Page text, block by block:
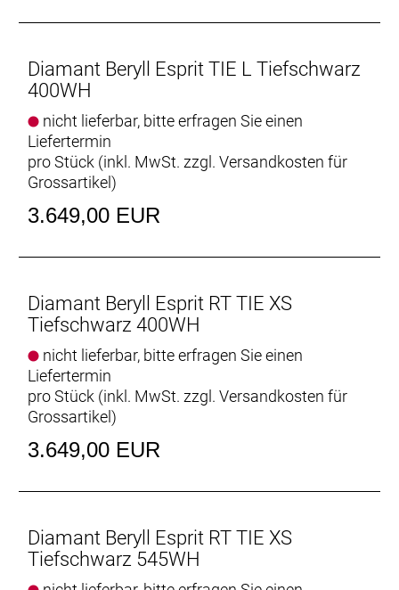
Lenker: Aluminium, 31,8 mm Klemmung, 25 mm
Lenkervorbau: Bontrager Aluminium, 31,8 mm,
verstellbar, Blendr-kompatibel
Lenkerband Griffe: Herrmans Clik, ergonomisch, mit
Klemmung // Herrmans Clik, ergonomisch, mit
Klemmung
Sattel: Selle Royal Nuvola
Räder: Bontrager Connection, Hohlkammerfelge, 32-
Loch, 20 mm Innenweite, Presta-Ventil
Shimano QC300, Centerlock
Shimano Nexus C7000, 5fach
Gepäckträger: MIK-Gepäckträger aus Aluminium
Kunststoff, vorn
Diamant Beryll Esprit TIE L Tiefschwarz
400WH
nicht lieferbar, bitte erfragen Sie einen
Liefertermin
pro Stück (inkl. MwSt. zzgl. Versandkosten für
Grossartikel)
3.649,00 EUR
Diamant Beryll Esprit RT TIE XS
Tiefschwarz 400WH
nicht lieferbar, bitte erfragen Sie einen
Liefertermin
pro Stück (inkl. MwSt. zzgl. Versandkosten für
Grossartikel)
3.649,00 EUR
Diamant Beryll Esprit RT TIE XS
Tiefschwarz 545WH